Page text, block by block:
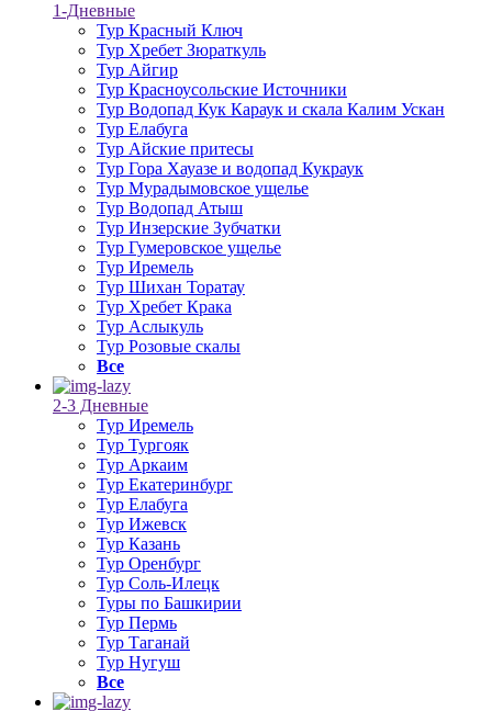
1-Дневные
Тур Красный Ключ
Тур Хребет Зюраткуль
Тур Айгир
Тур Красноусольские Источники
Тур Водопад Кук Караук и скала Калим Ускан
Тур Елабуга
Тур Айские притесы
Тур Гора Хауазе и водопад Кукраук
Тур Мурадымовское ущелье
Тур Водопад Атыш
Тур Инзерские Зубчатки
Тур Гумеровское ущелье
Тур Иремель
Тур Шихан Торатау
Тур Хребет Крака
Тур Аслыкуль
Тур Розовые скалы
Все
2-3 Дневные
Тур Иремель
Тур Тургояк
Тур Аркаим
Тур Екатеринбург
Тур Елабуга
Тур Ижевск
Тур Казань
Тур Оренбург
Тур Соль-Илецк
Туры по Башкирии
Тур Пермь
Тур Таганай
Тур Нугуш
Все